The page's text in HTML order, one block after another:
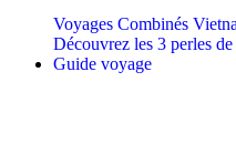
Voyages Combinés
Découvrez les 3 perles
Guide voyage